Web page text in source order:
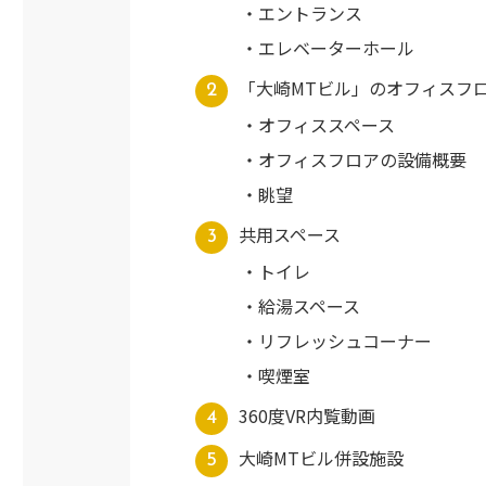
エントランス
エレベーターホール
「大崎MTビル」のオフィスフ
オフィススペース
オフィスフロアの設備概要
眺望
共用スペース
トイレ
給湯スペース
リフレッシュコーナー
喫煙室
360度VR内覧動画
大崎MTビル併設施設